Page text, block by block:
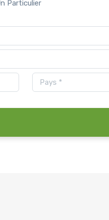
Particulier